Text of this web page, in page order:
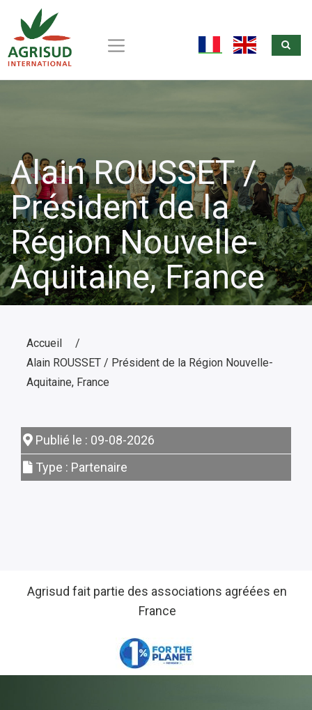
contenu
principal
en
Alain ROUSSET /
Président de la
Région Nouvelle-
Aquitaine, France
Accueil
Alain ROUSSET / Président de la Région Nouvelle-
Aquitaine, France
Publié le : 09-08-2026
Type : Partenaire
Agrisud fait partie des associations agréées en
France